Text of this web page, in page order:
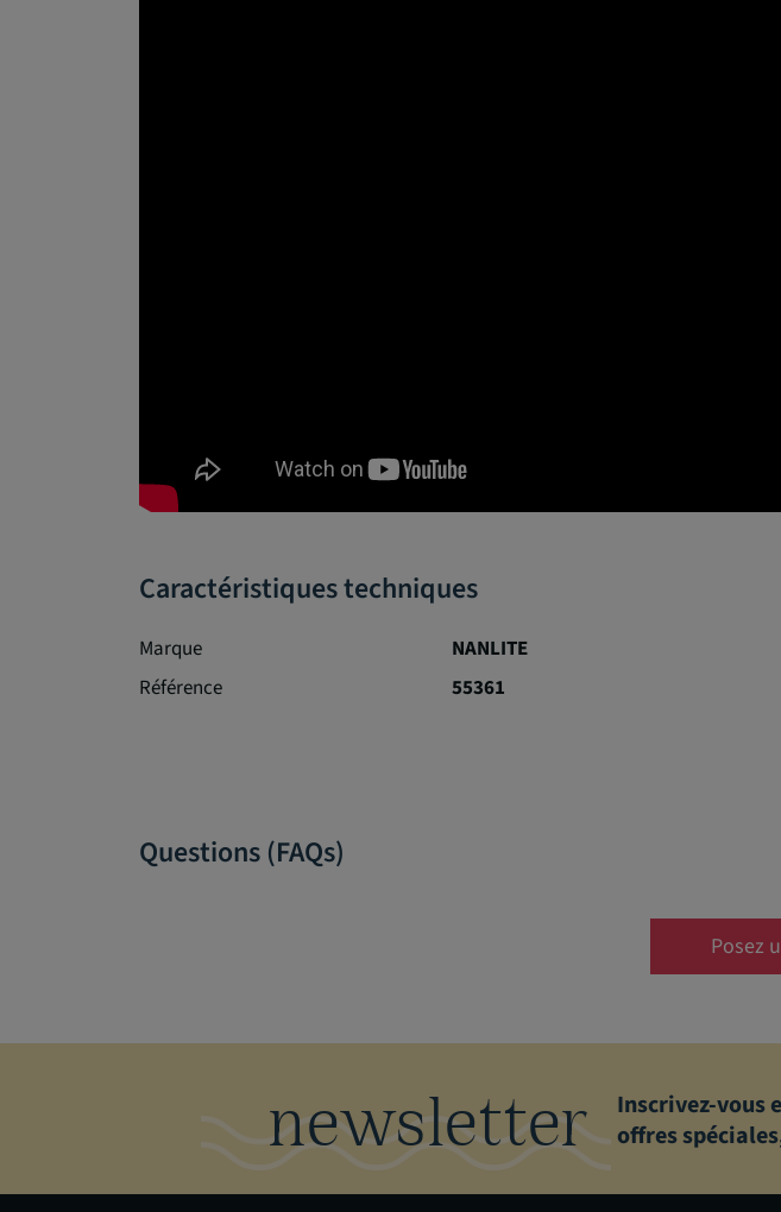
Caractéristiques techniques
Marque
NANLITE
Référence
55361
Questions (FAQs)
Posez
newsletter
Inscrivez-vous
offres